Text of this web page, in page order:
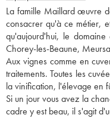
La famille Maillard œuvre
consacrer qu'à ce métier,
qu'aujourd'hui, le
Chorey-les-Beaune,
Aux vignes comme en
traitements. Toutes les
la vinification, l'élevage en
Si un jour vous avez la
cadre y est beau, il s'agit